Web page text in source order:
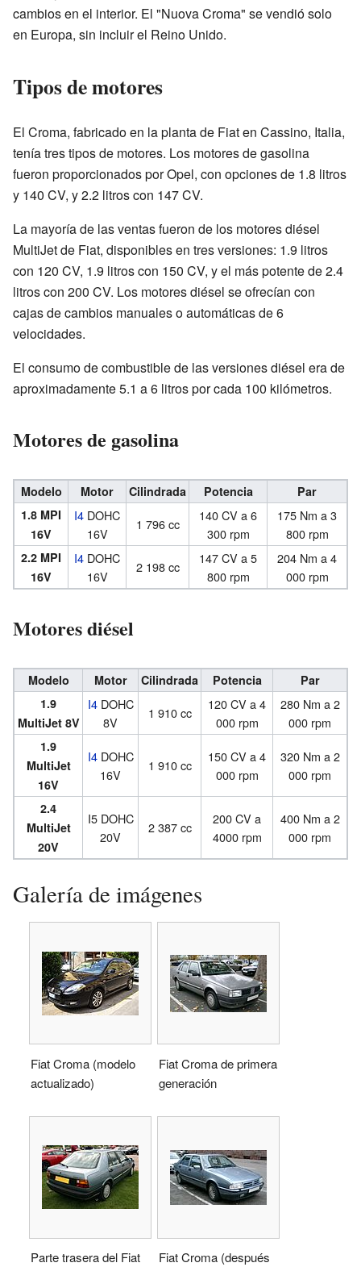
cambios en el interior. El "Nuova Croma" se vendió solo
en Europa, sin incluir el Reino Unido.
Tipos de motores
El Croma, fabricado en la planta de Fiat en Cassino, Italia,
tenía tres tipos de motores. Los motores de gasolina
fueron proporcionados por Opel, con opciones de 1.8 litros
y 140 CV, y 2.2 litros con 147 CV.
La mayoría de las ventas fueron de los motores diésel
MultiJet de Fiat, disponibles en tres versiones: 1.9 litros
con 120 CV, 1.9 litros con 150 CV, y el más potente de 2.4
litros con 200 CV. Los motores diésel se ofrecían con
cajas de cambios manuales o automáticas de 6
velocidades.
El consumo de combustible de las versiones diésel era de
aproximadamente 5.1 a 6 litros por cada 100 kilómetros.
Motores de gasolina
Modelo Motor Cilindrada Potencia
Par
1.8 MPI
16V
I4 DOHC
16V
1 796 cc
140 CV a 6
300 rpm
175 Nm a 3
800 rpm
2.2 MPI
16V
I4 DOHC
16V
2 198 cc
147 CV a 5
800 rpm
204 Nm a 4
000 rpm
Motores diésel
Modelo Motor Cilindrada Potencia
Par
1.9
MultiJet 8V
I4DOHC
8V
1 910 cc
120 CV a 4
000 rpm
280 Nm a 2
000 rpm
1.9
MultiJet
16V
I4DOHC
16V
1 910 cc
150 CV a 4
000 rpm
320 Nm a 2
000 rpm
2.4
MultiJet
20V
I5 DOHC
20V
2 387 cc
200 CV a
4000 rpm
400 Nm a 2
000 rpm
Galería de imágenes
Fiat Croma (modelo
actualizado)
Fiat Croma de primera
generación
Parte trasera del Fiat
Fiat Croma (después